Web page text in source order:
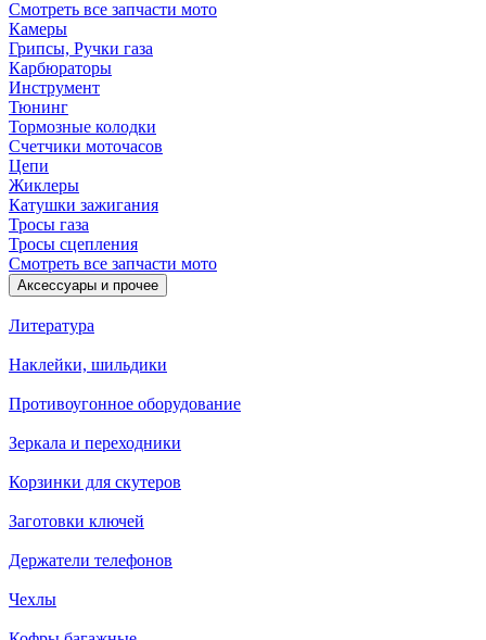
Смотреть все запчасти мото
Камеры
Грипсы, Ручки газа
Карбюраторы
Инструмент
Тюнинг
Тормозные колодки
Счетчики моточасов
Цепи
Жиклеры
Катушки зажигания
Тросы газа
Тросы сцепления
Смотреть все запчасти мото
Аксессуары и прочее
Литература
Наклейки, шильдики
Противоугонное оборудование
Зеркала и переходники
Корзинки для скутеров
Заготовки ключей
Держатели телефонов
Чехлы